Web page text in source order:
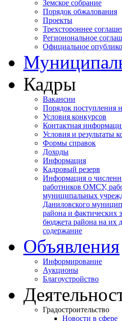
Земское собрание
Порядок обжалования
Проекты
Трехстороннее
Регионональное
Официальное
Кадры
Вакансии
Порядок поступления
Условия конкурсов
Контактная
Условия и результаты
Формы справок
Доходы
Информация
Кадровый резерв
Информация о
работников ОМСУ,
муниципальных
Даниловского
района и фактических
бюджета района на их
содержание
Объявления
Информирование
Аукционы
Благоустройство
Градостроительство
Новости в сфере